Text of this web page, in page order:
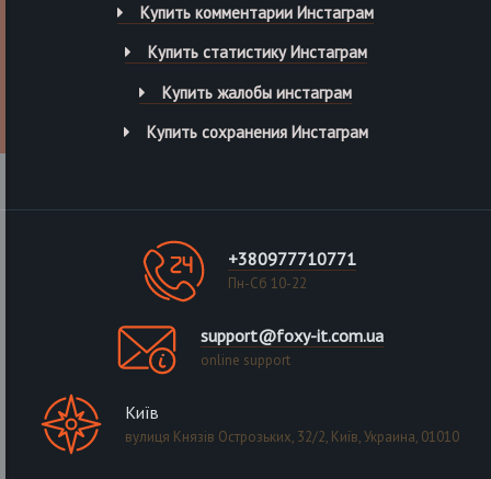
Купить комментарии Инстаграм
Купить статистику Инстаграм
Купить жалобы инстаграм
Купить сохранения Инстаграм
+380977710771
Пн-Сб 10-22
support@foxy-it.com.ua
online support
Київ
вулиця Князів Острозьких, 32/2, Київ, Украина, 01010